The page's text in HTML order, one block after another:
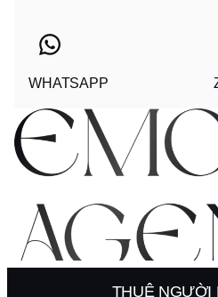
THUÊ NGƯỜI
WHATSAPP
© 2025 - EMOII AGENCY